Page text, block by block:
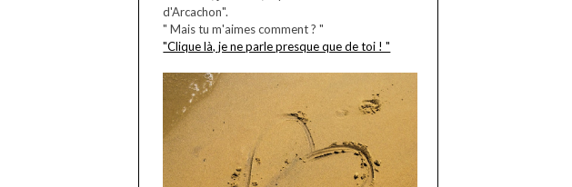
d'Arcachon".
" Mais tu m'aimes comment ? "
"Clique là, je ne parle presque que de toi ! "